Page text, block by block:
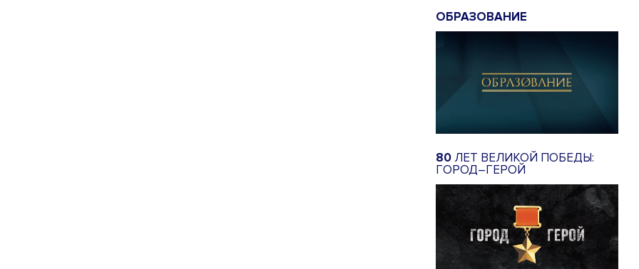
ОБРАЗОВАНИЕ
80 ЛЕТ ВЕЛИКОЙ ПОБЕДЫ:
ГОРОД–ГЕРОЙ